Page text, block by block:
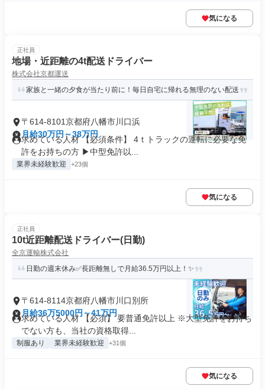
気になる
正社員
地場・近距離の4t配送ドライバー
株式会社京都運送
家族と一緒の夕食が当たり前に！毎日自宅に帰れる無理のない配送
〒614-8101京都府八幡市川口浜
月給30万円～38万円
求めている人材 【必須条件】 4ｔトラックの運転に必要な免
許をお持ちの方 ▶中型免許以...
業界未経験歓迎 +23個
気になる
正社員
10t近距離配送ドライバー(日勤)
全京運輸株式会社
日勤の週末休み✅長距離無しで月給36.5万円以上！✨
〒614-8114京都府八幡市川口別所
月給36万5000円～41万円
求めている人材 【必須】 要普通免許以上 ※大型免許をお持ち
でない方も、当社の資格取得...
制服あり 業界未経験歓迎 +31個
気になる